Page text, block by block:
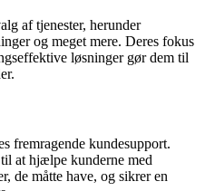
af tjenester, herunder
og meget mere. Deres fokus
løsninger gør dem til
fremragende kundesupport.
at hjælpe kunderne med
de måtte have, og sikrer en